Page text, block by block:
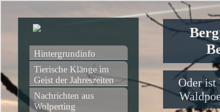
Oder ist
Hintergrundinfo
Tierische Klänge im
Geist der Jahreszeiten
Nachrichten aus
Wolperting